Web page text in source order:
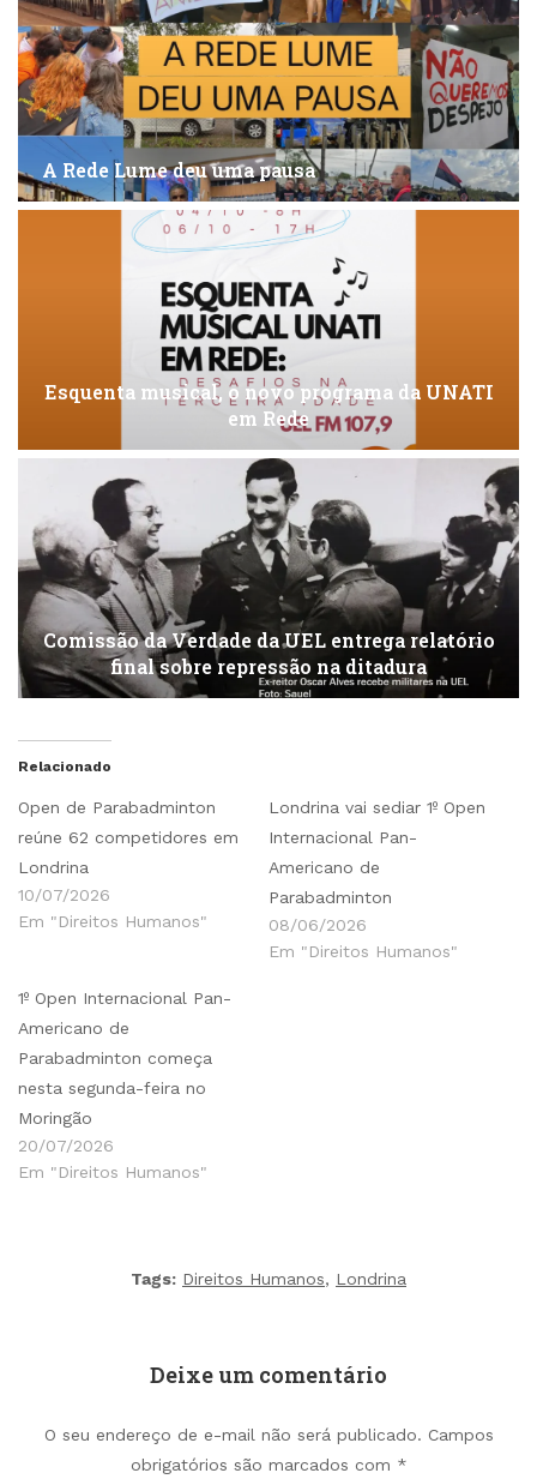
A Rede Lume deu uma pausa
Esquenta musical, o novo programa da UNATI
em Rede
Comissão da Verdade da UEL entrega relatório
final sobre repressão na ditadura
Relacionado
Open de Parabadminton
reúne 62 competidores em
Londrina
10/07/2026
Em "Direitos Humanos"
Londrina vai sediar 1º Open
Internacional Pan-
Americano de
Parabadminton
08/06/2026
Em "Direitos Humanos"
1º Open Internacional Pan-
Americano de
Parabadminton começa
nesta segunda-feira no
Moringão
20/07/2026
Em "Direitos Humanos"
Tags: Direitos Humanos, Londrina
Deixe um comentário
O seu endereço de e-mail não será publicado. Campos
obrigatórios são marcados com *